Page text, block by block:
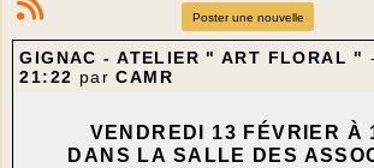
Poster une nouvelle
GIGNAC - ATELIER " ART FLORAL "
21:22 parCAMR
VENDREDI 13 FÉVRIER À
DANS LA SALLE DES